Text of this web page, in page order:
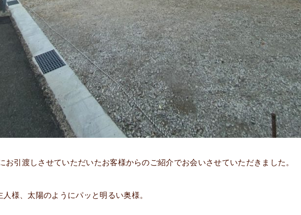
お引渡しさせていただいたお客様からのご紹介でお会いさせていただきました。
様、太陽のようにパッと明るい奥様。